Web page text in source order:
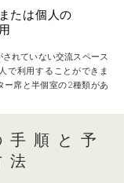
たは個人の
れていない交流スペース
で利用することができま
ー席と半個室の2種類があ
手順と予
法